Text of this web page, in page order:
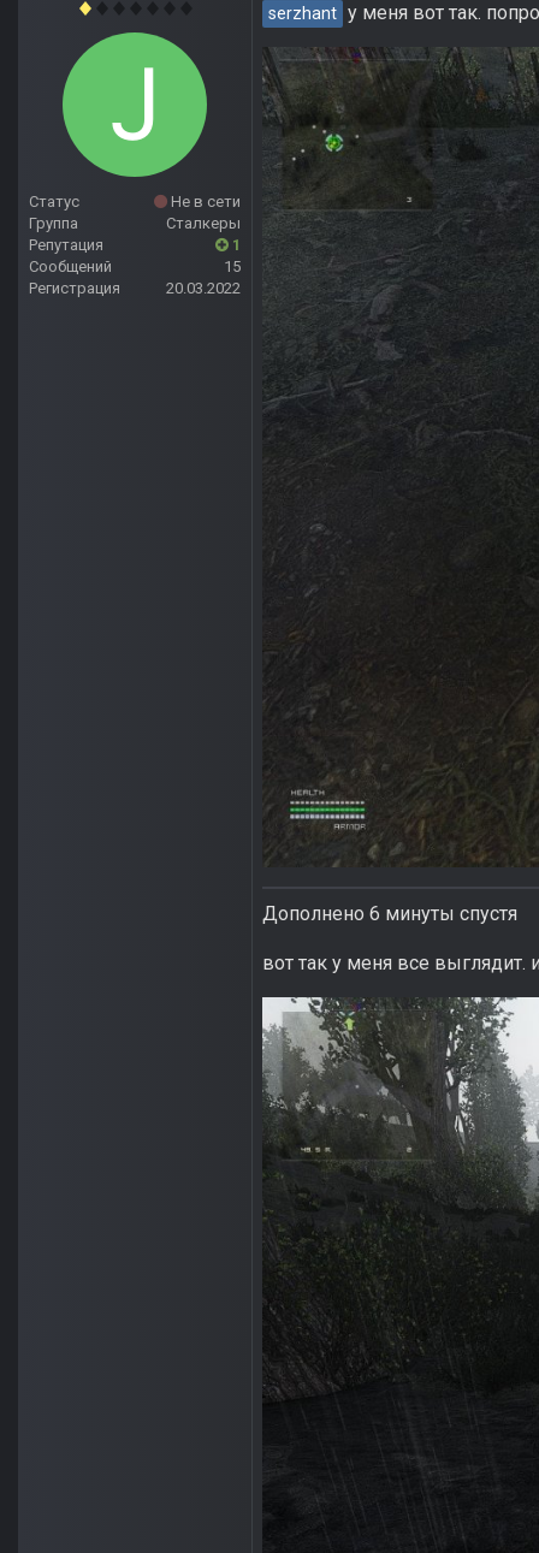
Статус
Не в сети
Группа
Сталкеры
Репутация
1
Сообщений
15
Регистрация
20.03.2022
serzhant у меня вот так.
Дополнено 6 минуты спустя
вот так у меня все